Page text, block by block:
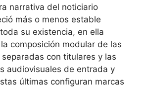
narrativa del noticiario
más o menos estable
su existencia, en ella
composición modular de las
con titulares y las
audiovisuales de entrada y
últimas configuran marcas